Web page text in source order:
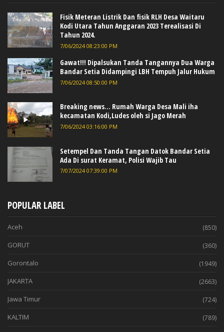
Fisik Meteran Listrik Dan fisik RLH Desa Waitaru
Kodi Utara Tahun Anggaran 2023 Terealisasi Di
Tahun 2024.
7/06/2024 08:23:00 PM
Gawat!!! Dipalsukan Tanda Tangannya Dua Warga
Bandar Setia Didampingi LBH Tempuh Jalur Hukum
7/06/2024 08:50:00 PM
Breaking news... Rumah Warga Desa Mali iha
kecamatan Kodi,Ludes oleh si Jago Merah
7/06/2024 03:16:00 PM
Setempel Dan Tanda Tangan Datok Bandar Setia
Ada Di surat Keramat, Polisi Wajib Tau
7/07/2024 07:39:00 PM
POPULAR LABEL
Aceh (850)
GORUT (360)
Gorontalo (1949)
JAKARTA (2663)
Jawa Timur (724)
KALTIM (789)